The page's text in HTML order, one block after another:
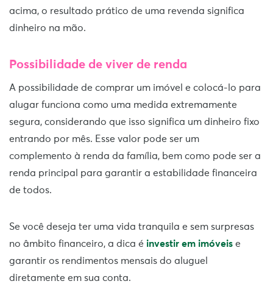
acima, o resultado prático de uma revenda significa
dinheiro na mão.
Possibilidade de viver de renda
A possibilidade de comprar um imóvel e colocá-lo para
alugar funciona como uma medida extremamente
segura, considerando que isso significa um dinheiro fixo
entrando por mês. Esse valor pode ser um
complemento à renda da família, bem como pode ser a
renda principal para garantir a estabilidade financeira
de todos.
Se você deseja ter uma vida tranquila e sem surpresas
no âmbito financeiro, a dica é investir em imóveis e
garantir os rendimentos mensais do aluguel
diretamente em sua conta.